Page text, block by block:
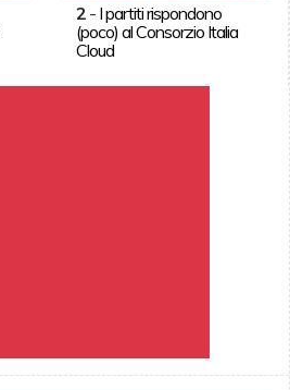
2 - I partiti rispondono
(poco) al Consorzio Italia
Cloud